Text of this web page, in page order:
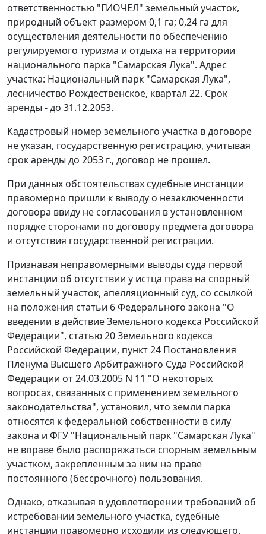
ответственностью "ГИОЧЕЛ" земельный участок,
природный объект размером 0,1 га; 0,24 га для
осуществления деятельности по обеспечению
регулируемого туризма и отдыха на территории
национального парка "Самарская Лука". Адрес
участка: Национальный парк "Самарская Лука",
лесничество Рождественское, квартал 22. Срок
аренды - до 31.12.2053.
Кадастровый номер земельного участка в договоре
не указан, государственную регистрацию, учитывая
срок аренды до 2053 г., договор не прошел.
При данных обстоятельствах судебные инстанции
правомерно пришли к выводу о незаключенности
договора ввиду не согласования в установленном
порядке сторонами по договору предмета договора
и отсутствия государственной регистрации.
Признавая неправомерными выводы суда первой
инстанции об отсутствии у истца права на спорный
земельный участок, апелляционный суд, со ссылкой
на положения статьи 6Федерального закона "О
введении в действие Земельного кодекса Российской
Федерации", статью 20Земельного кодекса
Российской Федерации, пункт 24 Постановления
Пленума Высшего Арбитражного Суда Российской
Федерации от 24.03.2005 N 11 "О некоторых
вопросах, связанных с применением земельного
законодательства", установил, что земли парка
относятся к федеральной собственности в силу
закона и ФГУ "Национальный парк "Самарская Лука"
не вправе было распоряжаться спорным земельным
участком, закрепленным за ним на праве
постоянного (бессрочного) пользования.
Однако, отказывая в удовлетворении требований об
истребовании земельного участка, судебные
инстанции правомерно исходили из следующего.